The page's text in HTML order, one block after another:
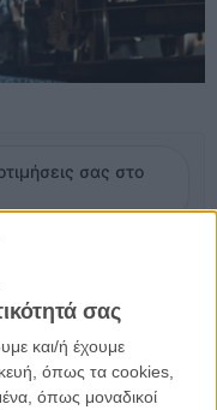
σας
και/ή έχουμε
όπως τα cookies,
όπως μοναδικοί
σας στο
είναι ο βιρτουόζος
θέση, καθώς ο
αρχίζει και πληρώνει
επίμονος ντετέκτιβ
οποίο έχει εγκαταλείψει